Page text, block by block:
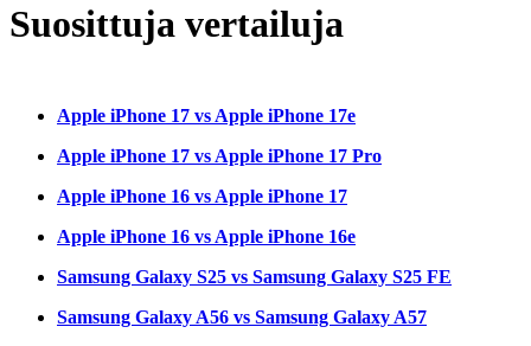
Suosittuja vertailuja
Apple iPhone 17 vs Apple iPhone 17e
Apple iPhone 17 vs Apple iPhone 17 Pro
Apple iPhone 16 vs Apple iPhone 17
Apple iPhone 16 vs Apple iPhone 16e
Samsung Galaxy S25 vs Samsung Galaxy S25 FE
Samsung Galaxy A56 vs Samsung Galaxy A57